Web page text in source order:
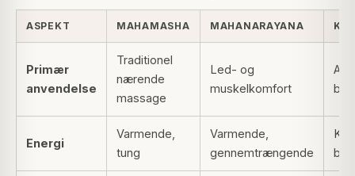
ASPEKT MAHAMASHA MAHANARAYANA
Primær
anvendelse
Traditionel
nærende
massage
Led- og
muskelkomfort
Energi
Varmende,
tung
Varmende,
gennemtrængende